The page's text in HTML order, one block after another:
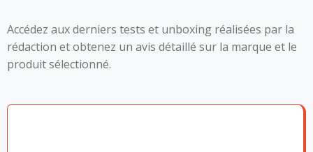
Accédez aux derniers tests et unboxing réalisées par la
rédaction et obtenez un avis détaillé sur la marque et le
produit sélectionné.